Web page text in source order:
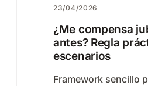
23/04/2026
¿Me compensa
antes? Regla
escenarios
Framework sencillo